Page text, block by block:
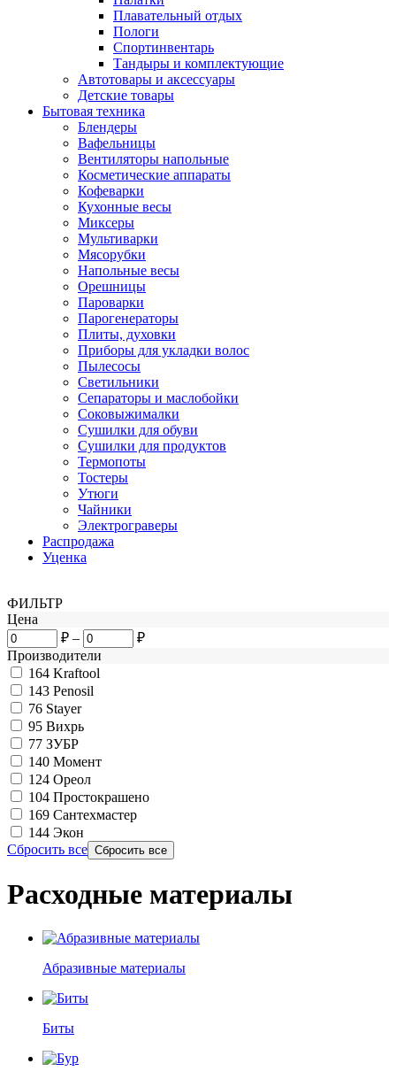
Плавательный отдых
Пологи
Спортинвентарь
Тандыры и комплектующие
Автотовары и аксессуары
Детские товары
Бытовая техника
Блендеры
Вафельницы
Вентиляторы напольные
Косметические аппараты
Кофеварки
Кухонные весы
Миксеры
Мультиварки
Мясорубки
Напольные весы
Орешницы
Пароварки
Парогенераторы
Плиты, духовки
Приборы для укладки волос
Пылесосы
Светильники
Сепараторы и маслобойки
Соковыжималки
Сушилки для обуви
Сушилки для продуктов
Термопоты
Тостеры
Утюги
Чайники
Электрограверы
Распродажа
Уценка
ФИЛЬТР
Цена
₽ –
₽
Производители
164 Kraftool
143 Penosil
76 Stayer
95 Вихрь
77 ЗУБР
140 Момент
124 Ореол
104 Простокрашено
169 Сантехмастер
144 Экон
Сбросить все
Расходные материалы
Абразивные материалы
Биты